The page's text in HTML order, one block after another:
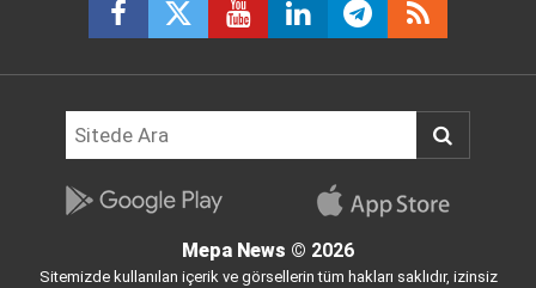
Mepa News © 2026
Sitemizde kullanılan içerik ve görsellerin tüm hakları saklıdır, izinsiz